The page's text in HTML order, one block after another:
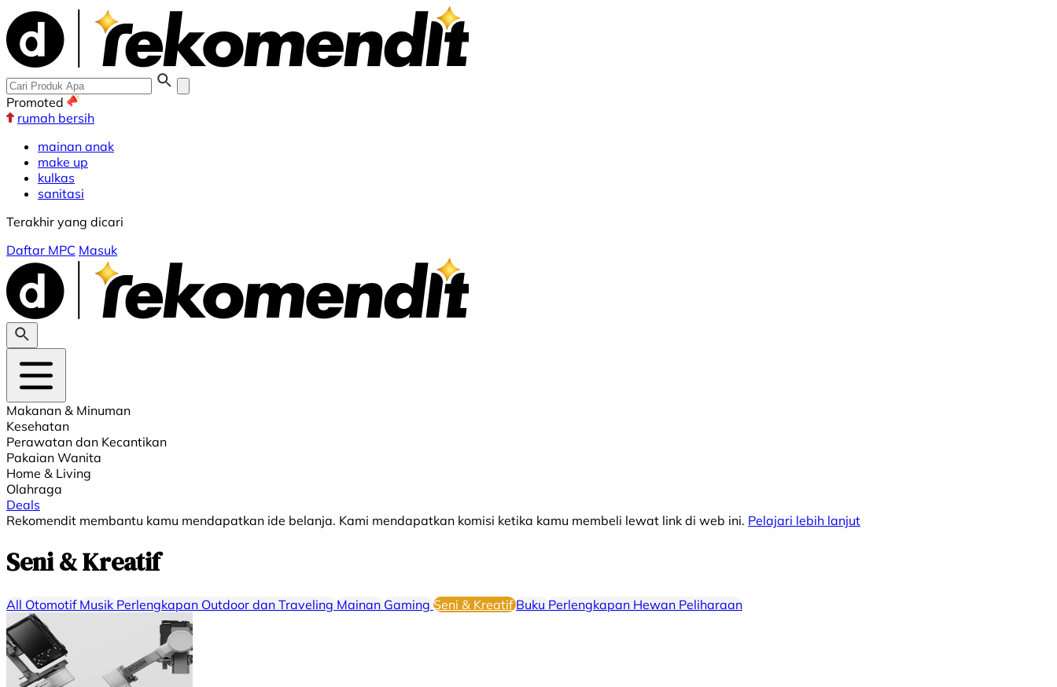
Promoted
rumah bersih
mainan anak
make up
kulkas
sanitasi
Terakhir yang dicari
Daftar MPC Masuk
Makanan & Minuman
Kesehatan
Perawatan dan Kecantikan
Pakaian Wanita
Home & Living
Olahraga
Deals
Rekomendit membantu kamu mendapatkan ide belanja. Kami mendapatkan komisi ketika kamu membeli lewat link di web ini. Pelajari lebih lanjut
Seni & Kreatif
All ⁠Otomotif Musik Perlengkapan Outdoor dan Traveling Mainan ⁠⁠Gaming Seni & Kreatif⁠⁠Buku Perlengkapan Hewan Peliharaan